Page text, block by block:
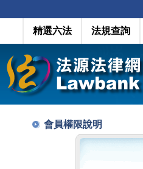
精選六法 法規查詢
會員權限說明